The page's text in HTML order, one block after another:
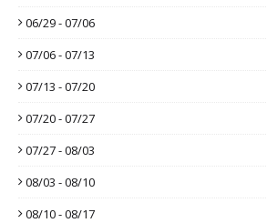
06/29 - 07/06
07/06 - 07/13
07/13 - 07/20
07/20 - 07/27
07/27 - 08/03
08/03 - 08/10
08/10 - 08/17